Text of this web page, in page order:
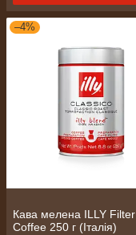
–4%
Кава мелена ILLY Filter
Coffee 250 г (Італія)